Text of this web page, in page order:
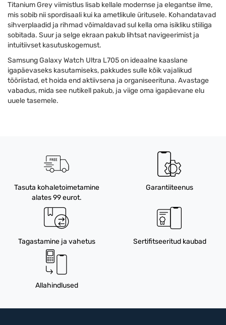
Titanium Grey viimistlus lisab kellale modernse ja elegantse ilme,
mis sobib nii spordisaali kui ka ametlikule üritusele. Kohandatavad
sihverplaadid ja rihmad võimaldavad sul kella oma isikliku stiiliga
sobitada. Suur ja selge ekraan pakub lihtsat navigeerimist ja
intuitiivset kasutuskogemust.
Samsung Galaxy Watch Ultra L705 on ideaalne kaaslane
igapäevaseks kasutamiseks, pakkudes sulle kõik vajalikud
tööriistad, et hoida end aktiivsena ja organiseerituna. Avastage
vabadus, mida see nutikell pakub, ja viige oma igapäevane elu
uuele tasemele.
Tasuta kohaletoimetamine
alates 99 eurot.
Garantiiteenus
Tagastamine ja vahetus Sertifitseeritud kaubad
Allahindlused